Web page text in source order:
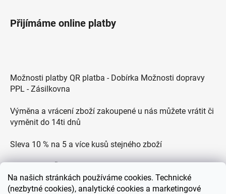
Na našich stránkách používáme cookies. Technické
(nezbytné cookies), analytické cookies a marketingové
Přijímáme online platby
Možnosti platby QR platba - Dobírka Možnosti dopravy
PPL - Zásilkovna
Výměna a vrácení zboží zakoupené u nás můžete vrátit či
vyměnit do 14ti dnů
Sleva 10 % na 5 a více kusů stejného zboží
Zákaznická podpora každý všední den od 9.00 do 18.00